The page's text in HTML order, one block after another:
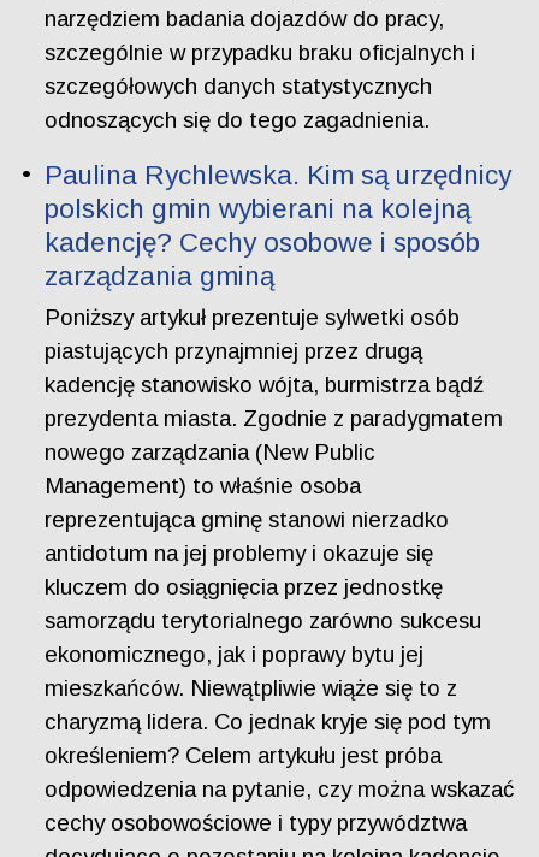
narzędziem badania dojazdów do pracy,
szczególnie w przypadku braku oficjalnych i
szczegółowych danych statystycznych
odnoszących się do tego zagadnienia.
Paulina Rychlewska. Kim są urzędnicy
polskich gmin wybierani na kolejną
kadencję? Cechy osobowe i sposób
zarządzania gminą
Poniższy artykuł prezentuje sylwetki osób
piastujących przynajmniej przez drugą
kadencję stanowisko wójta, burmistrza bądź
prezydenta miasta. Zgodnie z paradygmatem
nowego zarządzania (New Public
Management) to właśnie osoba
reprezentująca gminę stanowi nierzadko
antidotum na jej problemy i okazuje się
kluczem do osiągnięcia przez jednostkę
samorządu terytorialnego zarówno sukcesu
ekonomicznego, jak i poprawy bytu jej
mieszkańców. Niewątpliwie wiąże się to z
charyzmą lidera. Co jednak kryje się pod tym
określeniem? Celem artykułu jest próba
odpowiedzenia na pytanie, czy można wskazać
cechy osobowościowe i typy przywództwa